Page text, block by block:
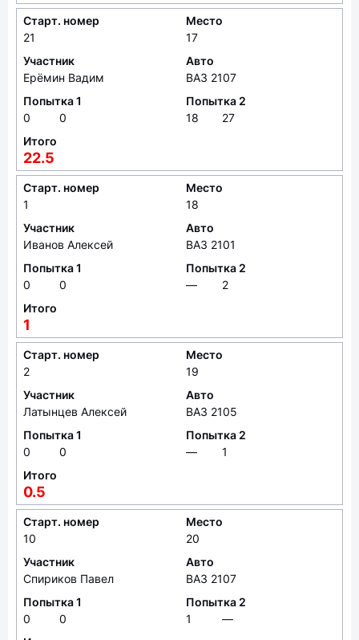
Старт. номер
21
Место
17
Участник
Ерёмин Вадим
Авто
ВАЗ 2107
Попытка 1
0
0
Попытка 2
18
27
Итого
22.5
Старт. номер
1
Место
18
Участник
Иванов Алексей
Авто
ВАЗ 2101
Попытка 1
0
0
Попытка 2
—
2
Итого
1
Старт. номер
2
Место
19
Участник
Латынцев Алексей
Авто
ВАЗ 2105
Попытка 1
0
0
Попытка 2
—
1
Итого
0.5
Старт. номер
10
Место
20
Участник
Спириков Павел
Авто
ВАЗ 2107
Попытка 1
0
0
Попытка 2
1
—